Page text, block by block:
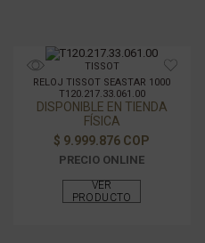
TISSOT
RELOJ TISSOT SEASTAR 1000
T120.217.33.061.00
$ 9.999.876 COP
DISPONIBLE EN TIENDA
FÍSICA
PRECIO ONLINE
VER
PRODUCTO